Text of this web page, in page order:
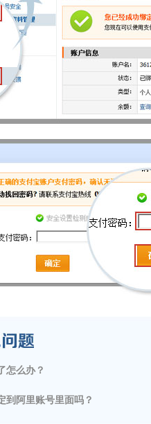
了怎么办？
到阿里账号里面吗？